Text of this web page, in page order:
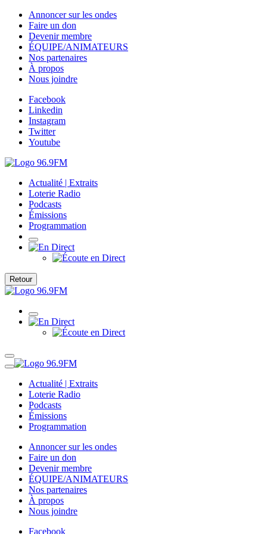
Annoncer sur les ondes
Faire un don
Devenir membre
ÉQUIPE/ANIMATEURS
Nos partenaires
À propos
Nous joindre
Facebook
Linkedin
Instagram
Twitter
Youtube
Actualité | Extraits
Loterie Radio
Podcasts
Émissions
Programmation
Retour
Actualité | Extraits
Loterie Radio
Podcasts
Émissions
Programmation
Annoncer sur les ondes
Faire un don
Devenir membre
ÉQUIPE/ANIMATEURS
Nos partenaires
À propos
Nous joindre
Facebook